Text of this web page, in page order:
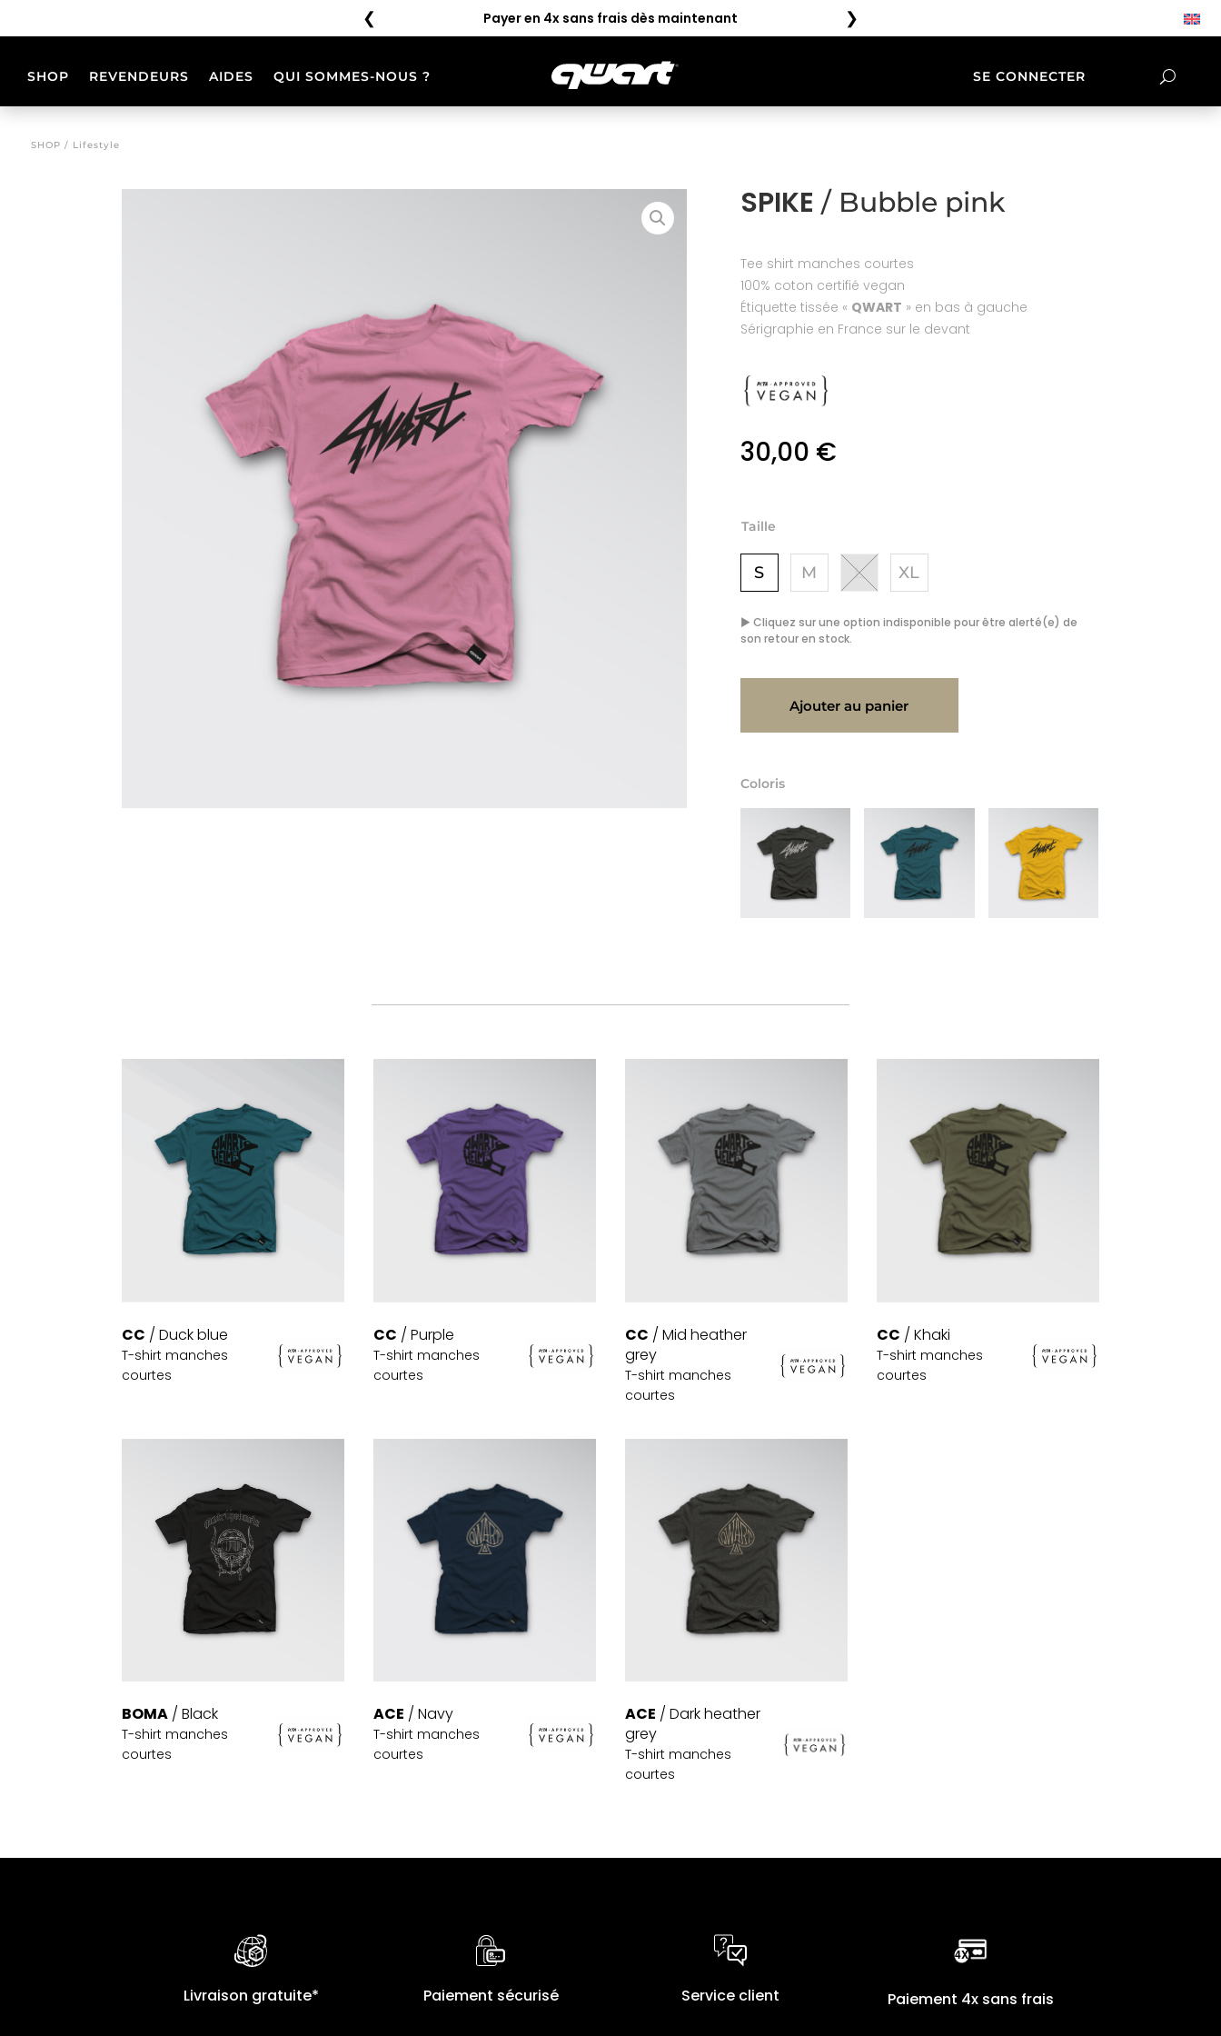
❮ Payer en 4x sans frais dès maintenant ❯
SHOP REVENDEURS AIDES QUI SOMMES-NOUS ?
CASQUES
CASQUETTES
SE CONNECTER
SHOP / Lifestyle
SPIKE / Bubble pink
Tee shirt manches courtes
100% coton certifié vegan
Étiquette tissée « QWART » en bas à gauche
Sérigraphie en France sur le devant
30,00 €
Taille
S M L XL
▶ Cliquez sur une option indisponible pour être alerté(e) de
son retour en stock.
Ajouter au panier
Coloris
CC / Duck blue
T-shirt manches
courtes
CC / Purple
T-shirt manches
courtes
CC / Mid heather
grey
T-shirt manches
courtes
CC / Khaki
T-shirt manches
courtes
BOMA / Black
T-shirt manches
courtes
ACE / Navy
T-shirt manches
courtes
ACE / Dark heather
grey
T-shirt manches
courtes
Livraison gratuite* Paiement sécurisé Service client Paiement 4x sans frais